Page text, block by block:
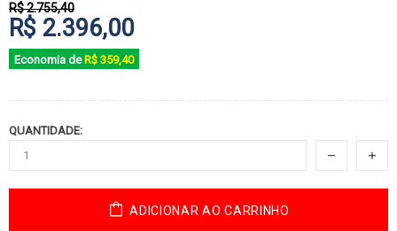
R$ 2.755,40
R$ 2.396,00
Economia de R$ 359,40
QUANTIDADE:
ADICIONAR AO CARRINHO